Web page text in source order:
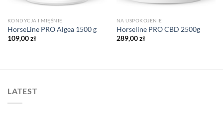
KONDYCJA I MIĘŚNIE
HorseLine PRO Algea 1500 g
109,00zł
NA USPOKOJENIE
Horseline PRO CBD 2500g
289,00zł
LATEST